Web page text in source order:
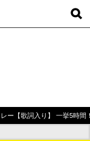
ー【歌詞入り】 一挙5時間